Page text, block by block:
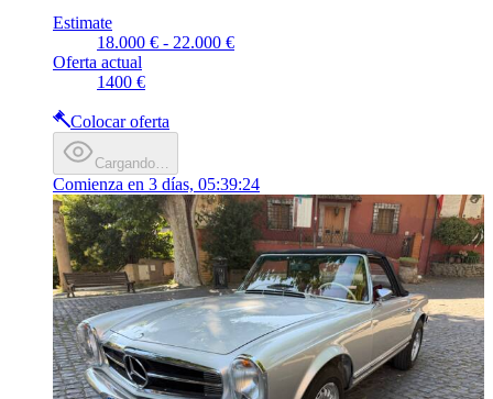
Estimate
18.000 € - 22.000 €
Oferta actual
1400 €
Colocar oferta
Cargando…
Comienza en 3 días, 05:39:24